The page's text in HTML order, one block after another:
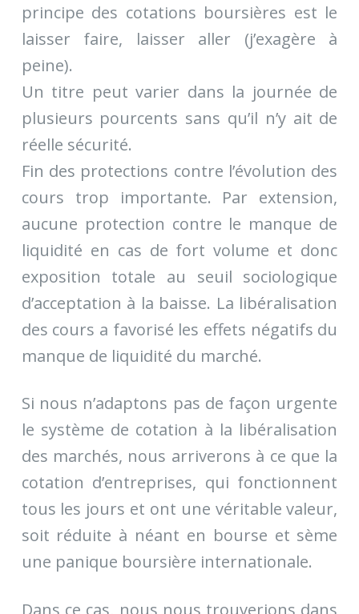
principe des cotations boursières est le
laisser faire, laisser aller (j’exagère à
peine).
Un titre peut varier dans la journée de
plusieurs pourcents sans qu’il n’y ait de
réelle sécurité.
Fin des protections contre l’évolution des
cours trop importante. Par extension,
aucune protection contre le manque de
liquidité en cas de fort volume et donc
exposition totale au seuil sociologique
d’acceptation à la baisse. La libéralisation
des cours a favorisé les effets négatifs du
manque de liquidité du marché.
Si nous n’adaptons pas de façon urgente
le système de cotation à la libéralisation
des marchés, nous arriverons à ce que la
cotation d’entreprises, qui fonctionnent
tous les jours et ont une véritable valeur,
soit réduite à néant en bourse et sème
une panique boursière internationale.
Dans ce cas, nous nous trouverions dans